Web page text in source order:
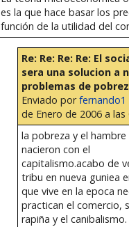
es la que hace basar los
función de la utilidad del
Re: Re: Re: Re: El
sera una solucion a
problemas de
Enviado porfernando1
de Enero de 2006 a las
la pobreza y el hambre
nacieron con el
capitalismo.acabo de
tribu en nueva guniea
que vive en la epoca
practican el comercio,
rapiña y el canibalismo.